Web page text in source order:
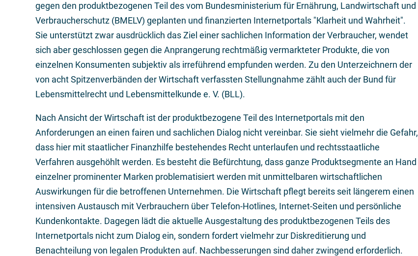
gegen den produktbezogenen Teil des vom Bundesministerium für Ernährung, Landwirtschaft und
Verbraucherschutz (BMELV) geplanten und finanzierten Internetportals "Klarheit und Wahrheit".
Sie unterstützt zwar ausdrücklich das Ziel einer sachlichen Information der Verbraucher, wendet
sich aber geschlossen gegen die Anprangerung rechtmäßig vermarkteter Produkte, die von
einzelnen Konsumenten subjektiv als irreführend empfunden werden. Zu den Unterzeichnern der
von acht Spitzenverbänden der Wirtschaft verfassten Stellungnahme zählt auch der Bund für
Lebensmittelrecht und Lebensmittelkunde e. V. (BLL).
Nach Ansicht der Wirtschaft ist der produktbezogene Teil des Internetportals mit den
Anforderungen an einen fairen und sachlichen Dialog nicht vereinbar. Sie sieht vielmehr die Gefahr,
dass hier mit staatlicher Finanzhilfe bestehendes Recht unterlaufen und rechtsstaatliche
Verfahren ausgehöhlt werden. Es besteht die Befürchtung, dass ganze Produktsegmente an Hand
einzelner prominenter Marken problematisiert werden mit unmittelbaren wirtschaftlichen
Auswirkungen für die betroffenen Unternehmen. Die Wirtschaft pflegt bereits seit längerem einen
intensiven Austausch mit Verbrauchern über Telefon-Hotlines, Internet-Seiten und persönliche
Kundenkontakte. Dagegen lädt die aktuelle Ausgestaltung des produktbezogenen Teils des
Internetportals nicht zum Dialog ein, sondern fordert vielmehr zur Diskreditierung und
Benachteilung von legalen Produkten auf. Nachbesserungen sind daher zwingend erforderlich.